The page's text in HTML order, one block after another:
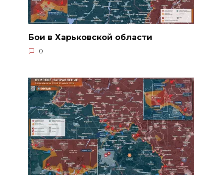
Бои в Харьковской области
0